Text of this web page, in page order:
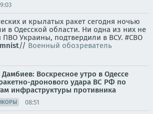
и крылатых ракет сегодня ночью
в Одесской области. Ни одна из них не
ПВО Украины, подтвердили в ВСУ. #СВО
// Военный обозреватель
Дамбиев: Воскресное утро в Одессе
дронового удара ВС РФ по
инфраструктуры противника
08:51